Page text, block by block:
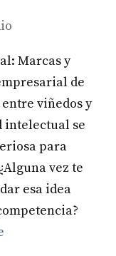
Marcas y
de
viñedos y
intelectual se
para
vez te
esa idea